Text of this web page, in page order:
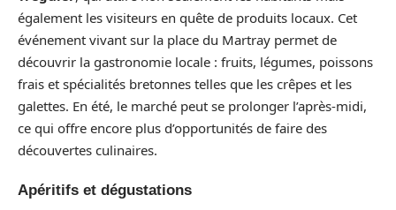
également les visiteurs en quête de produits locaux. Cet
événement vivant sur la place du Martray permet de
découvrir la gastronomie locale : fruits, légumes, poissons
frais et spécialités bretonnes telles que les crêpes et les
galettes. En été, le marché peut se prolonger l’après-midi,
ce qui offre encore plus d’opportunités de faire des
découvertes culinaires.
Apéritifs et dégustations